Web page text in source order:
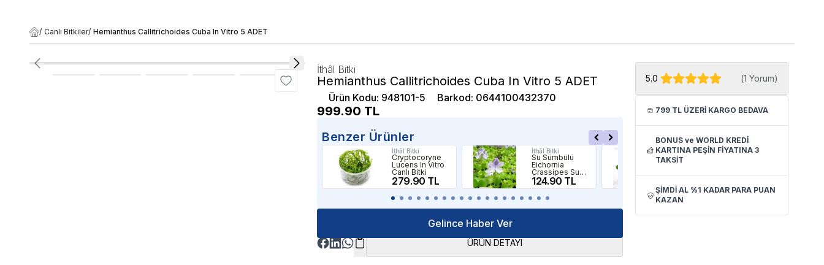
/ Canlı Bitkiler/ Hemianthus Callitrichoides Cuba In Vitro 5 ADET
İthâl Bitki
Hemianthus Callitrichoides Cuba In Vitro 5 ADET
Ürün Kodu: 948101-5 Barkod: 0644100432370
999.90 TL
Benzer Ürünler
İthâl Bitki
Cryptocoryne
Lucens In Vitro
Canlı Bitki
279.90 TL
İthâl Bitki
Su Sümbülü
Eichornia
Crassipes Su
Üstü Canlı Bitki
124.90 TL
İthâl Bitki
Anubias Nana
Bonsai Saksı
Gelince Haber Ver
ÜRÜN DETAYI
5.0 (1 Yorum)
799 TL ÜZERİ KARGO BEDAVA
BONUS ve WORLD KREDİ
KARTINA PEŞİN FİYATINA 3
TAKSİT
ŞİMDİ AL %1 KADAR PARA PUAN
KAZAN